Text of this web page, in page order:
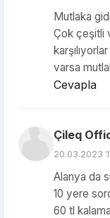
Mutlaka
Çok çeşitli
varsa
Cevapla
Çileq
20.03.2023
Alanya da
10 yere
60 tl